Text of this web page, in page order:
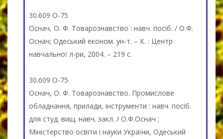
30.609 О-75
Оснач, О. Ф. Товарознавство : навч. посіб. / О.Ф.
Оснач; Одеський економ. ун-т. – К. : Центр
навчальної л-ри, 2004. – 219 с.
30.609 О-75
Оснач, О. Ф. Товарознавство. Промислове
обладнання, прилади, інструменти : навч. посіб.
для студ. вищ. навч. закл. / О.Ф.Оснач ;
Міністерство освіти і науки України, Одеський